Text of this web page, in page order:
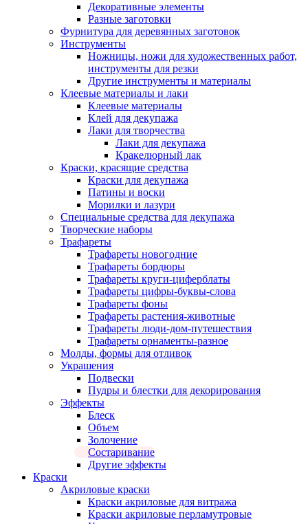
Декоративные элементы
Разные заготовки
Фурнитура для деревянных заготовок
Инструменты
Ножницы, ножи для художественных работ,
инструменты для резки
Другие инструменты и материалы
Клеевые материалы и лаки
Клеевые материалы
Клей для декупажа
Лаки для творчества
Лаки для декупажа
Кракелюрный лак
Краски, красящие средства
Краски для декупажа
Патины и воски
Морилки и лазури
Специальные средства для декупажа
Творческие наборы
Трафареты
Трафареты новогодние
Трафареты бордюры
Трафареты круги-циферблаты
Трафареты цифры-буквы-слова
Трафареты фоны
Трафареты растения-животные
Трафареты люди-дом-путешествия
Трафареты орнаменты-разное
Молды, формы для отливок
Украшения
Подвески
Пудры и блестки для декорирования
Эффекты
Блеск
Объем
Золочение
Состаривание
Другие эффекты
Краски
Акриловые краски
Краски акриловые для витража
Краски акриловые перламутровые